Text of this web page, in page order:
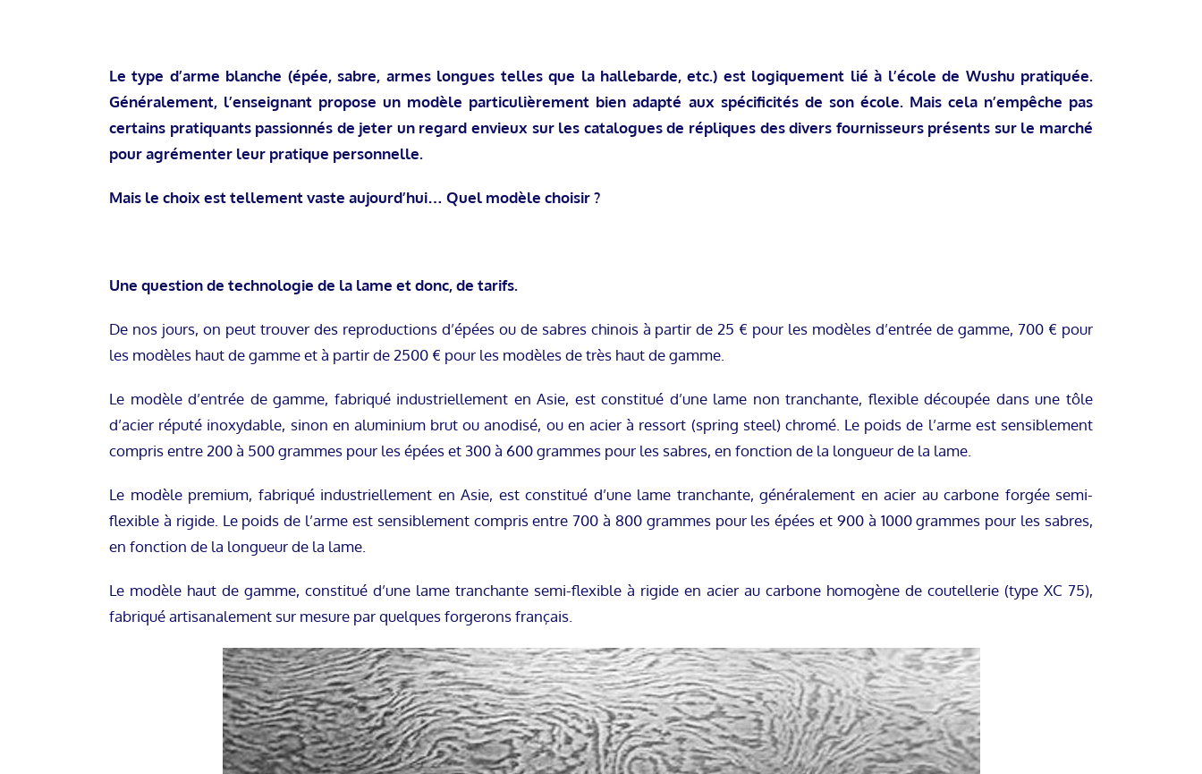
Le type d’arme blanche (épée, sabre, armes longues telles que la hallebarde, etc.) est logiquement lié à l’école de Wushu pratiquée.
Généralement, l’enseignant propose un modèle particulièrement bien adapté aux spécificités de son école. Mais cela n’empêche pas
certains pratiquants passionnés de jeter un regard envieux sur les catalogues de répliques des divers fournisseurs présents sur le marché
pour agrémenter leur pratique personnelle.
Mais le choix est tellement vaste aujourd’hui… Quel modèle choisir ?
Une question de technologie de la lame et donc, de tarifs.
De nos jours, on peut trouver des reproductions d’épées ou de sabres chinois à partir de 25 € pour les modèles d’entrée de gamme, 700 € pour
les modèles haut de gamme et à partir de 2500 € pour les modèles de très haut de gamme.
Le modèle d’entrée de gamme, fabriqué industriellement en Asie, est constitué d’une lame non tranchante, flexible découpée dans une tôle
d’acier réputé inoxydable, sinon en aluminium brut ou anodisé, ou en acier à ressort (spring steel) chromé. Le poids de l’arme est sensiblement
compris entre 200 à 500 grammes pour les épées et 300 à 600 grammes pour les sabres, en fonction de la longueur de la lame.
Le modèle premium, fabriqué industriellement en Asie, est constitué d’une lame tranchante, généralement en acier au carbone forgée semi-
flexible à rigide. Le poids de l’arme est sensiblement compris entre 700 à 800 grammes pour les épées et 900 à 1000 grammes pour les sabres,
en fonction de la longueur de la lame.
Le modèle haut de gamme, constitué d’une lame tranchante semi-flexible à rigide en acier au carbone homogène de coutellerie (type XC 75),
fabriqué artisanalement sur mesure par quelques forgerons français.